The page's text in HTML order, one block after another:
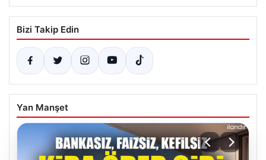
Bizi Takip Edin
Yan Manşet